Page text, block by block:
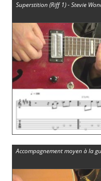
Superstition (Riff 1) - Stevie
Accompagnement moyen à la